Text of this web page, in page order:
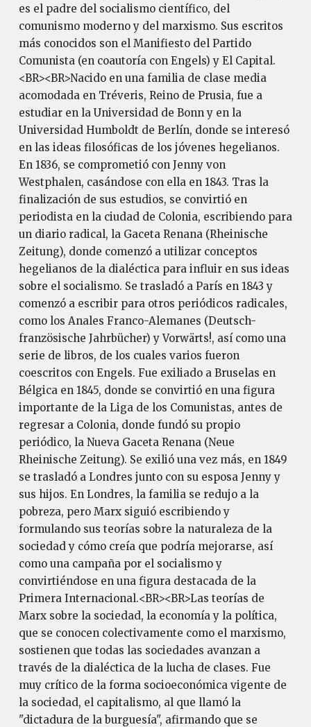
es el padre del socialismo científico, del
comunismo moderno y del marxismo. Sus escritos
más conocidos son el Manifiesto del Partido
Comunista (en coautoría con Engels) y El Capital.
<BR><BR>Nacido en una familia de clase media
acomodada en Tréveris, Reino de Prusia, fue a
estudiar en la Universidad de Bonn y en la
Universidad Humboldt de Berlín, donde se interesó
en las ideas filosóficas de los jóvenes hegelianos.
En 1836, se comprometió con Jenny von
Westphalen, casándose con ella en 1843. Tras la
finalización de sus estudios, se convirtió en
periodista en la ciudad de Colonia, escribiendo para
un diario radical, la Gaceta Renana (Rheinische
Zeitung), donde comenzó a utilizar conceptos
hegelianos de la dialéctica para influir en sus ideas
sobre el socialismo. Se trasladó a París en 1843 y
comenzó a escribir para otros periódicos radicales,
como los Anales Franco-Alemanes (Deutsch-
französische Jahrbücher) y Vorwärts!, así como una
serie de libros, de los cuales varios fueron
coescritos con Engels. Fue exiliado a Bruselas en
Bélgica en 1845, donde se convirtió en una figura
importante de la Liga de los Comunistas, antes de
regresar a Colonia, donde fundó su propio
periódico, la Nueva Gaceta Renana (Neue
Rheinische Zeitung). Se exilió una vez más, en 1849
se trasladó a Londres junto con su esposa Jenny y
sus hijos. En Londres, la familia se redujo a la
pobreza, pero Marx siguió escribiendo y
formulando sus teorías sobre la naturaleza de la
sociedad y cómo creía que podría mejorarse, así
como una campaña por el socialismo y
convirtiéndose en una figura destacada de la
Primera Internacional.<BR><BR>Las teorías de
Marx sobre la sociedad, la economía y la política,
que se conocen colectivamente como el marxismo,
sostienen que todas las sociedades avanzan a
través de la dialéctica de la lucha de clases. Fue
muy crítico de la forma socioeconómica vigente de
la sociedad, el capitalismo, al que llamó la
"dictadura de la burguesía", afirmando que se